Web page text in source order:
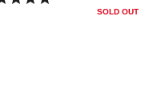
SOLD OUT